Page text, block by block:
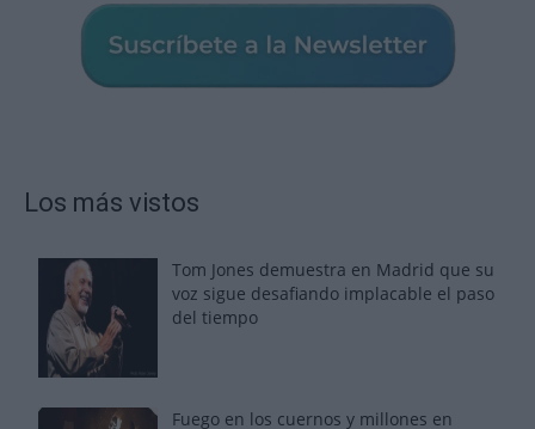
Los más vistos
Tom Jones demuestra en Madrid que su
voz sigue desafiando implacable el paso
del tiempo
Fuego en los cuernos y millones en